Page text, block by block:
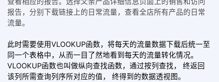
报告，分别下载链接上的日常流量，查看全店所有产品的日常
流量。
此时需要使用VLOOKUP函数，将每天的流量数据下载后统一至
同一个表格中，从而一目了然地看到每天的流量转化情况。
VLOOKUP函数也叫做纵向查找函数，通过按列查找， 终返回
该列所需查询列序所对应的值， 终得到的数据透视图。